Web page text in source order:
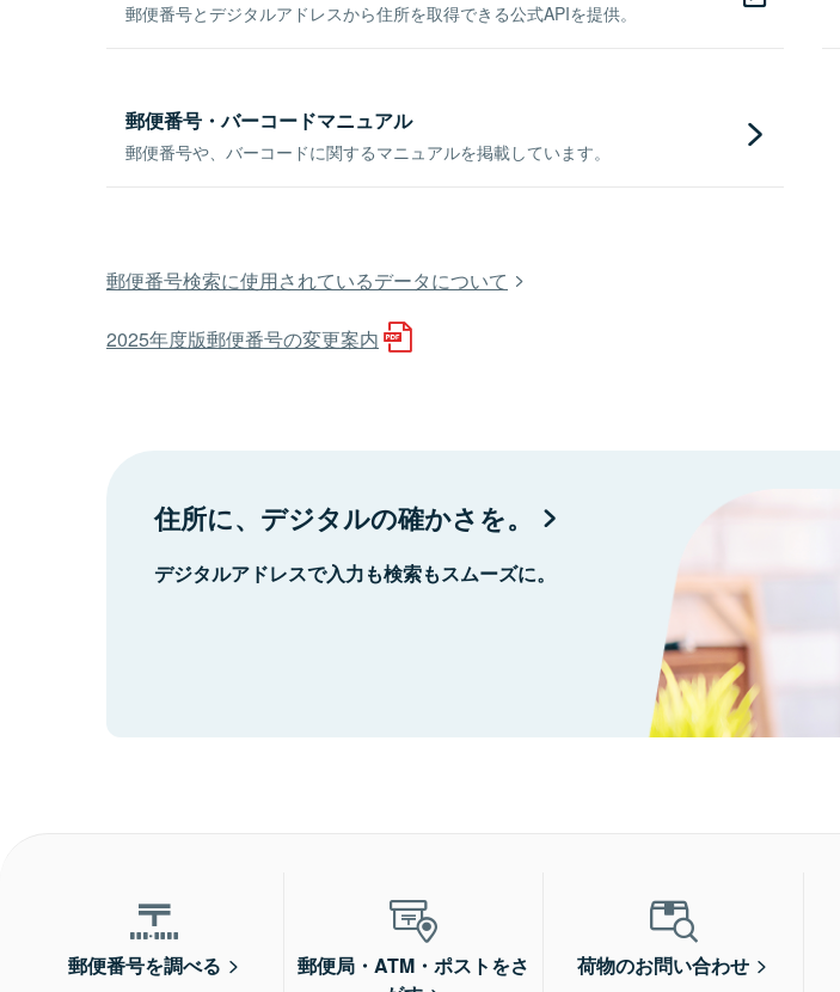
郵便番号とデジタルアドレスから住所を取得できる公式APIを提供。
郵便番号・バーコードマニュアル
郵便番号や、バーコードに関するマニュアルを掲載しています。
郵便番号検索に使用されているデータについて
2025年度版郵便番号の変更案内
住所に、デジタルの確かさを。
デジタルアドレスで入力も検索もスムーズに。
郵便番号を調べる
郵便局・ATM・ポストをさ
荷物のお問い合わせ